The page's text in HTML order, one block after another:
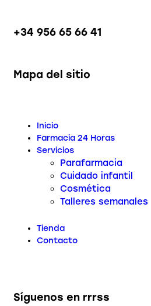
+34 956 65 66 41
Mapa del sitio
Inicio
Farmacia 24 Horas
Servicios
Parafarmacia
Cuidado infantil
Cosmética
Talleres semanales
Tienda
Contacto
Síguenos en rrrss